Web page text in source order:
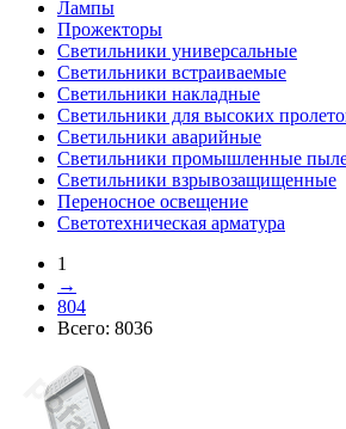
Лампы
Прожекторы
Светильники универсальные
Светильники встраиваемые
Светильники накладные
Светильники для высоких
Светильники аварийные
Светильники промышленные
Светильники взрывозащищенные
Переносное освещение
Светотехническая арматура
1
→
804
Всего: 8036